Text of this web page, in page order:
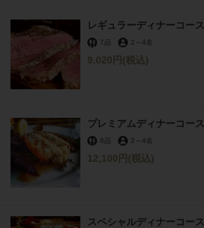
レギュラーディナーコース
7品 2 ～ 4名
9,020円 (税込)
プレミアムディナーコース
8品 2 ～ 4名
12,100円 (税込)
スペシャルディナーコース